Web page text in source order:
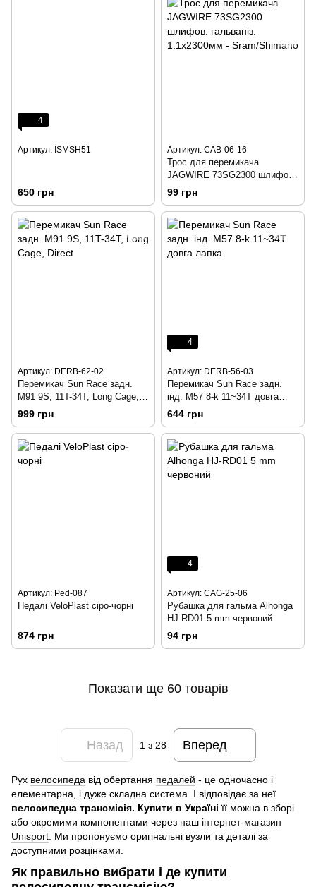
4
Артикул: ISMSH51
650 грн
Артикул: CAB-06-16
Трос для перемикача
JAGWIRE 73SG2300 шлифов.
гальваніз. 1.1х2300мм -
Sram/Shimano
99 грн
Артикул: DERB-62-02
Перемикач Sun Race задн.
M91 9S, 11T-34T, Long Cage,
Direct
999 грн
4
Артикул: DERB-56-03
Перемикач Sun Race задн.
інд. M57 8-k 11~34T довга
лапка
644 грн
Артикул: Ped-087
Педалі VeloPlast сіро-чорні
874 грн
4
Артикул: CAG-25-06
Рубашка для гальма Alhonga
HJ-RD01 5 mm червоний
94 грн
Показати ще 60 товарів
Назад 1з 28 Вперед
Рух велосипеда від обертання педалей - це одночасно і
елементарна, і дуже складна система. І відповідає за неї
велосипедна трансмісія. Купити в Україні її можна в зборі
або окремими компонентами через наш інтернет-магазин
Unisport. Ми пропонуємо оригінальні вузли та деталі за
доступними розцінками.
Як правильно вибрати і де купити